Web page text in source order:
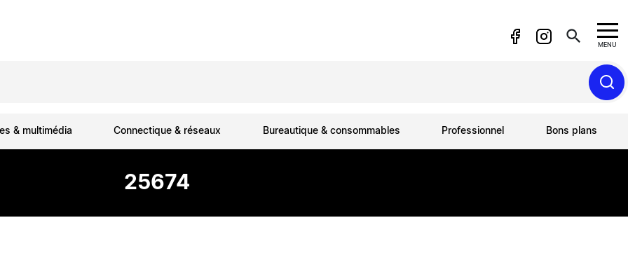
search MENU
& multimédia Connectique & réseaux Bureautique & consommables Professionnel Bons plans
25674